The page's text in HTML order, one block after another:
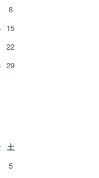
8
15
22
29
土
5